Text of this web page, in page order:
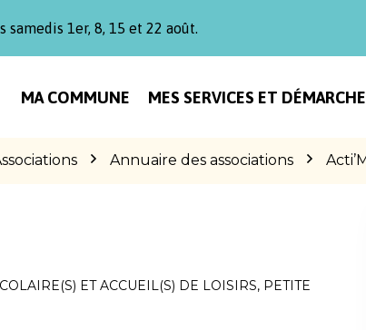
1er, 8, 15 et 22 août.
MA COMMUNE MES SERVICES ET
Annuaire des associations
ET ACCUEIL(S) DE LOISIRS, PETITE